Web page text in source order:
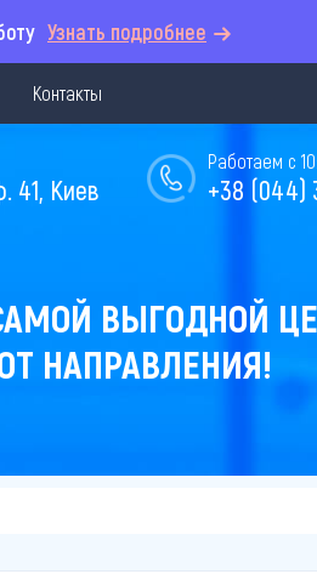
Узнать подробнее
Контакты
Работаем с
+38 (044)
41, Киев
ВЫГОДНОЙ
НАПРАВЛЕНИЯ!